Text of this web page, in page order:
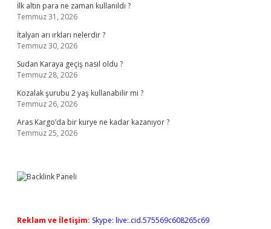
İlk altın para ne zaman kullanıldı ?
Temmuz 31, 2026
İtalyan arı ırkları nelerdir ?
Temmuz 30, 2026
Sudan Karaya geçiş nasıl oldu ?
Temmuz 28, 2026
Kozalak şurubu 2 yaş kullanabilir mi ?
Temmuz 26, 2026
Aras Kargo’da bir kurye ne kadar kazanıyor ?
Temmuz 25, 2026
Reklam ve İletişim: Skype: live:.cid.575569c608265c69